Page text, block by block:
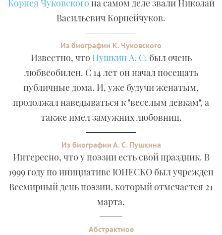
Корнея Чуковского на самом деле звали Николай
Васильевич Корнейчуков.
Из биографии К. Чуковского
Известно, что Пушкин А. С. был очень
любвеобилен. С 14 лет он начал посещать
публичные дома. И, уже будучи женатым,
продолжал наведываться к "веселым девкам", а
также имел замужних любовниц.
Из биографии А. С. Пушкина
Интересно, что у поэзии есть свой праздник. В
1999 году по инициативе ЮНЕСКО был учрежден
Всемирный день поэзии, который отмечается 21
марта.
Абстрактное